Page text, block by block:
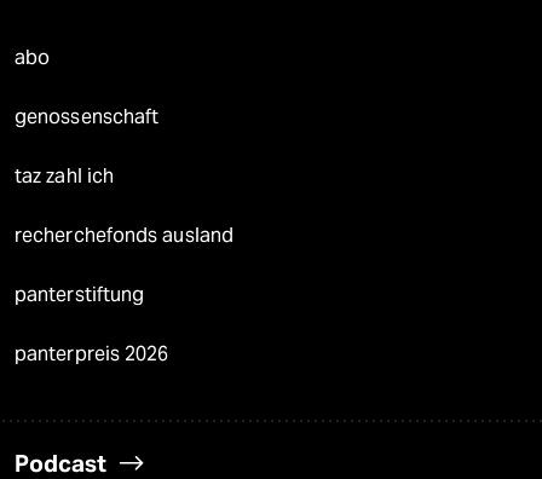
abo
genossenschaft
taz zahl ich
recherchefonds ausland
panterstiftung
panterpreis 2026
Podcast